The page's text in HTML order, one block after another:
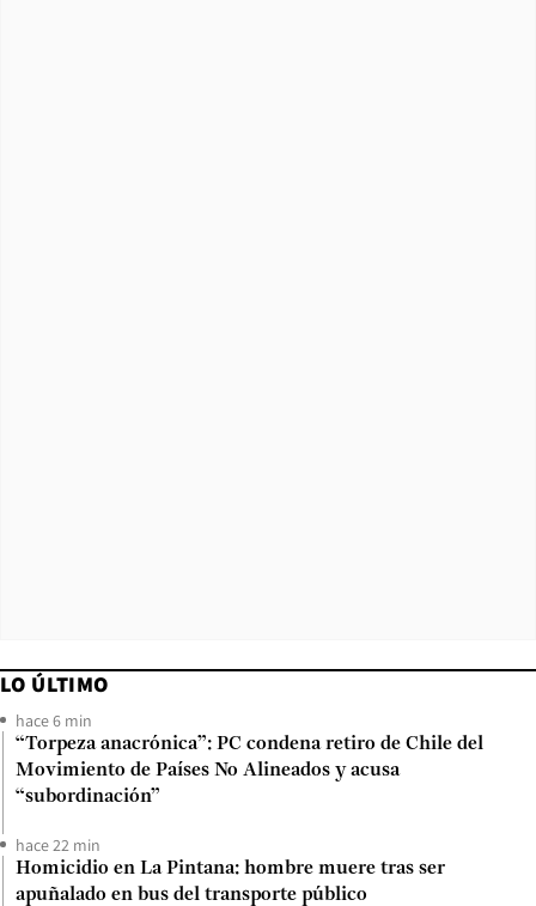
LO ÚLTIMO
hace 6 min
“Torpeza anacrónica”: PC condena retiro de Chile del
Movimiento de Países No Alineados y acusa
“subordinación”
hace 22 min
Homicidio en La Pintana: hombre muere tras ser
apuñalado en bus del transporte público